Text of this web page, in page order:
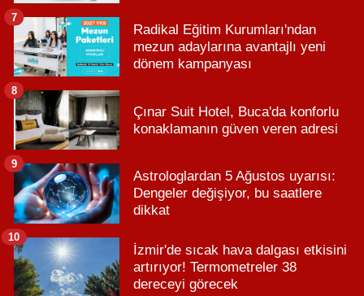
Radikal Eğitim Kurumları'ndan
mezun adaylarına avantajlı yeni
dönem kampanyası
7
Çınar Suit Hotel, Buca'da konforlu
konaklamanın güven veren adresi
8
Astrologlardan 5 Ağustos uyarısı:
Dengeler değişiyor, bu saatlere
dikkat
9
İzmir'de sıcak hava dalgası etkisini
artırıyor! Termometreler 38
dereceyi görecek
10